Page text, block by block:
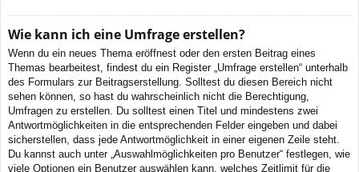
Wie kann ich eine Umfrage erstellen?
Wenn du ein neues Thema eröffnest oder den ersten Beitrag eines
Themas bearbeitest, findest du ein Register „Umfrage erstellen“ unterhalb
des Formulars zur Beitragserstellung. Solltest du diesen Bereich nicht
sehen können, so hast du wahrscheinlich nicht die Berechtigung,
Umfragen zu erstellen. Du solltest einen Titel und mindestens zwei
Antwortmöglichkeiten in die entsprechenden Felder eingeben und dabei
sicherstellen, dass jede Antwortmöglichkeit in einer eigenen Zeile steht.
Du kannst auch unter „Auswahlmöglichkeiten pro Benutzer“ festlegen, wie
viele Optionen ein Benutzer auswählen kann, welches Zeitlimit für die